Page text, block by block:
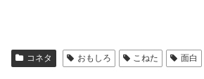
コネタ おもしろ こねた 面白